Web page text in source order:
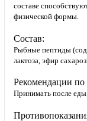
составе
физической формы.
Состав:
Рыбные пептиды
лактоза, эфир
Рекомендации
Принимать после